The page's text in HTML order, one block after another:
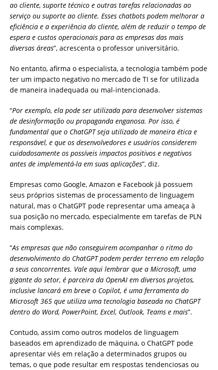
ao cliente, suporte técnico e outras tarefas relacionadas ao
serviço ou suporte ao cliente. Esses chatbots podem melhorar a
eficiência e a experiência do cliente, além de reduzir o tempo de
espera e custos operacionais para as empresas das mais
diversas áreas”, acrescenta o professor universitário.
No entanto, afirma o especialista, a tecnologia também pode
ter um impacto negativo no mercado de TI se for utilizada
de maneira inadequada ou mal-intencionada.
“Por exemplo, ela pode ser utilizada para desenvolver sistemas
de desinformação ou propaganda enganosa. Por isso, é
fundamental que o ChatGPT seja utilizado de maneira ética e
responsável, e que os desenvolvedores e usuários considerem
cuidadosamente os possíveis impactos positivos e negativos
antes de implementá-la em suas aplicações”, diz.
Empresas como Google, Amazon e Facebook já possuem
seus próprios sistemas de processamento de linguagem
natural, mas o ChatGPT pode representar uma ameaça à
sua posição no mercado, especialmente em tarefas de PLN
mais complexas.
“As empresas que não conseguirem acompanhar o ritmo do
desenvolvimento do ChatGPT podem perder terreno em relação
a seus concorrentes. Vale aqui lembrar que a Microsoft, uma
gigante do setor, é parceira da OpenAI em diversos projetos,
inclusive lancará em breve o Copilot, é uma ferramenta do
Microsoft 365 que utiliza uma tecnologia baseada no ChatGPT
dentro do Word, PowerPoint, Excel, Outlook, Teams e mais”.
Contudo, assim como outros modelos de linguagem
baseados em aprendizado de máquina, o ChatGPT pode
apresentar viés em relação a determinados grupos ou
temas, o que pode resultar em respostas tendenciosas ou